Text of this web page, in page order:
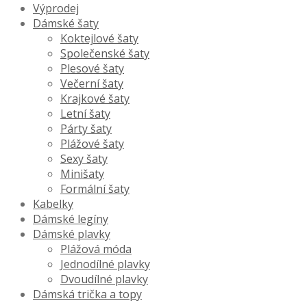
Výprodej
Dámské šaty
Koktejlové šaty
Společenské šaty
Plesové šaty
Večerní šaty
Krajkové šaty
Letní šaty
Párty šaty
Plážové šaty
Sexy šaty
Minišaty
Formální šaty
Kabelky
Dámské legíny
Dámské plavky
Plážová móda
Jednodílné plavky
Dvoudílné plavky
Dámská trička a topy